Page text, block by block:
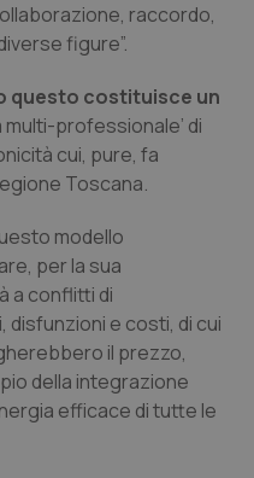
raccordo,
figure”.
questo costituisce un
multi-professionale’ di
cui, pure, fa
Toscana.
modello
per la sua
a conflitti di
e costi, di cui
il prezzo,
della integrazione
efficace di tutte le